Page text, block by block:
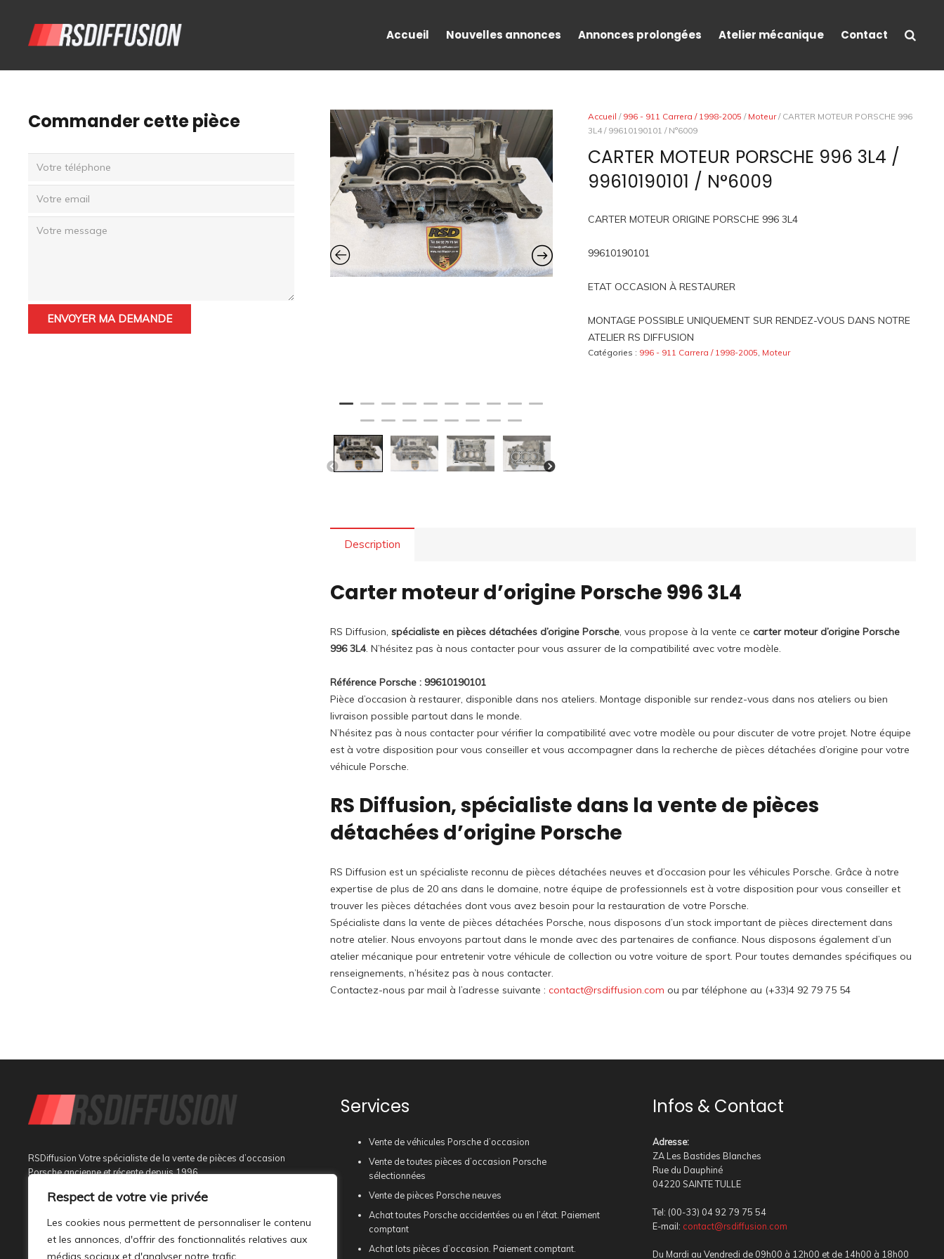
Respect de votre vie privée
Les cookies nous permettent de personnaliser le contenu
et les annonces, d'offrir des fonctionnalités relatives aux
médias sociaux et d'analyser notre trafic.
Accueil Nouvelles annonces Annonces prolongées Atelier mécanique Contact
Accueil / 996 - 911 Carrera / 1998-2005 / Moteur/ CARTER MOTEUR PORSCHE 996
3L4 / 99610190101 / N°6009
CARTER MOTEUR PORSCHE 996 3L4 /
99610190101 / N°6009
CARTER MOTEUR ORIGINE PORSCHE 996 3L4
99610190101
ETAT OCCASION À RESTAURER
MONTAGE POSSIBLE UNIQUEMENT SUR RENDEZ-VOUS DANS NOTRE
ATELIER RS DIFFUSION
Catégories : 996 - 911 Carrera / 1998-2005, Moteur
Description
Carter moteur d’origine Porsche 996 3L4
RS Diffusion, spécialiste en pièces détachées d’origine Porsche, vous propose à la vente ce carter moteur d’origine Porsche
996 3L4. N’hésitez pas à nous contacter pour vous assurer de la compatibilité avec votre modèle.
Référence Porsche : 99610190101
Pièce d’occasion à restaurer, disponible dans nos ateliers. Montage disponible sur rendez-vous dans nos ateliers ou bien
livraison possible partout dans le monde.
N’hésitez pas à nous contacter pour vérifier la compatibilité avec votre modèle ou pour discuter de votre projet. Notre équipe
est à votre disposition pour vous conseiller et vous accompagner dans la recherche de pièces détachées d’origine pour votre
véhicule Porsche.
RS Diffusion, spécialiste dans la vente de pièces
détachées d’origine Porsche
RS Diffusion est un spécialiste reconnu de pièces détachées neuves et d’occasion pour les véhicules Porsche. Grâce à notre
expertise de plus de 20 ans dans le domaine, notre équipe de professionnels est à votre disposition pour vous conseiller et
trouver les pièces détachées dont vous avez besoin pour la restauration de votre Porsche.
Spécialiste dans la vente de pièces détachées Porsche, nous disposons d’un stock important de pièces directement dans
notre atelier. Nous envoyons partout dans le monde avec des partenaires de confiance. Nous disposons également d’un
atelier mécanique pour entretenir votre véhicule de collection ou votre voiture de sport. Pour toutes demandes spécifiques ou
renseignements, n’hésitez pas à nous contacter.
Contactez-nous par mail à l’adresse suivante : contact@rsdiffusion.com ou par téléphone au (+33)4 92 79 75 54
Commander cette pièce
RSDiffusion Votre spécialiste de la vente de pièces d’occasion
Porsche ancienne et récente depuis 1996
Implantée à Sainte Tulle dans le département des Alpes de
Provence, au sein d’un bâtiment tout neuf de 1000M², son
activité est dédiée à la marque PORSCHE.
Services
Vente de véhicules Porsche d’occasion
Vente de toutes pièces d’occasion Porsche
sélectionnées
Vente de pièces Porsche neuves
Achat toutes Porsche accidentées ou en l’état. Paiement
comptant
Achat lots pièces d’occasion. Paiement comptant.
Infos & Contact
Adresse:
ZA Les Bastides Blanches
Rue du Dauphiné
04220 SAINTE TULLE
Tel: (00-33) 04 92 79 75 54
E-mail: contact@rsdiffusion.com
Du Mardi au Vendredi de 09h00 à 12h00 et de 14h00 à 18h00